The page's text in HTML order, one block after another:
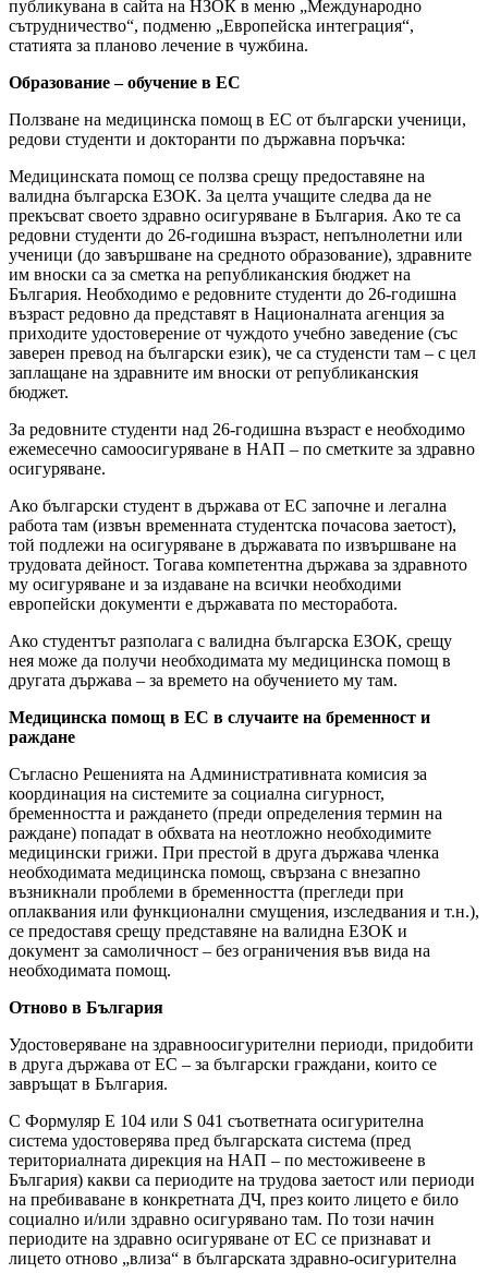
публикувана в сайта на НЗОК в меню „Международно
сътрудничество“, подменю „Европейска интеграция“,
статията за планово лечение в чужбина.
Образование – обучение в ЕС
Ползване на медицинска помощ в ЕС от български ученици,
редови студенти и докторанти по държавна поръчка:
Медицинската помощ се ползва срещу предоставяне на
валидна българска ЕЗОК. За целта учащите следва да не
прекъсват своето здравно осигуряване в България. Ако те са
редовни студенти до 26-годишна възраст, непълнолетни или
ученици (до завършване на средното образование), здравните
им вноски са за сметка на републиканския бюджет на
България. Необходимо е редовните студенти до 26-годишна
възраст редовно да представят в Националната агенция за
приходите удостоверение от чуждото учебно заведение (със
заверен превод на български език), че са студенсти там – с цел
заплащане на здравните им вноски от републиканския
бюджет.
За редовните студенти над 26-годишна възраст е необходимо
ежемесечно самоосигуряване в НАП – по сметките за здравно
осигуряване.
Ако български студент в държава от ЕС започне и легална
работа там (извън временната студентска почасова заетост),
той подлежи на осигуряване в държавата по извършване на
трудовата дейност. Тогава компетентна държава за здравното
му осигуряване и за издаване на всички необходими
европейски документи е държавата по месторабота.
Ако студентът разполага с валидна българска ЕЗОК, срещу
нея може да получи необходимата му медицинска помощ в
другата държава – за времето на обучението му там.
Медицинска помощ в ЕС в случаите на бременност и
раждане
Съгласно Решенията на Административната комисия за
координация на системите за социална сигурност,
бременността и раждането (преди определения термин на
раждане) попадат в обхвата на неотложно необходимите
медицински грижи. При престой в друга държава членка
необходимата медицинска помощ, свързана с внезапно
възникнали проблеми в бременността (прегледи при
оплаквания или функционални смущения, изследвания и т.н.),
се предоставя срещу представяне на валидна ЕЗОК и
документ за самоличност – без ограничения във вида на
необходимата помощ.
Отново в България
Удостоверяване на здравноосигурителни периоди, придобити
в друга държава от ЕС – за български граждани, които се
завръщат в България.
С Формуляр Е 104 или S 041 съответната осигурителна
система удостоверява пред българската система (пред
териториалната дирекция на НАП – по местоживеене в
България) какви са периодите на трудова заетост или периоди
на пребиваване в конкретната ДЧ, през които лицето е било
социално и/или здравно осигурявано там. По този начин
периодите на здравно осигуряване от ЕС се признават и
лицето отново „влиза“ в българската здравно-осигурителна